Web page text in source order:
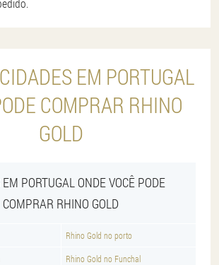
EM PORTUGAL
COMPRAR RHINO
GOLD
PORTUGAL ONDE VOCÊ PODE
COMPRAR RHINO GOLD
Rhino Gold no porto
Rhino Gold no Funchal